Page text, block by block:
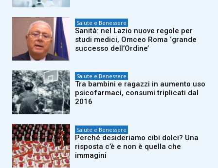
Salute e Benessere
Sanità: nel Lazio nuove regole per
studi medici, Omceo Roma ‘grande
successo dell’Ordine’
Salute e Benessere
Tra bambini e ragazzi in aumento uso
psicofarmaci, consumi triplicati dal
2016
Salute e Benessere
Perché desideriamo cibi dolci? Una
risposta c’è e non è quella che
immagini